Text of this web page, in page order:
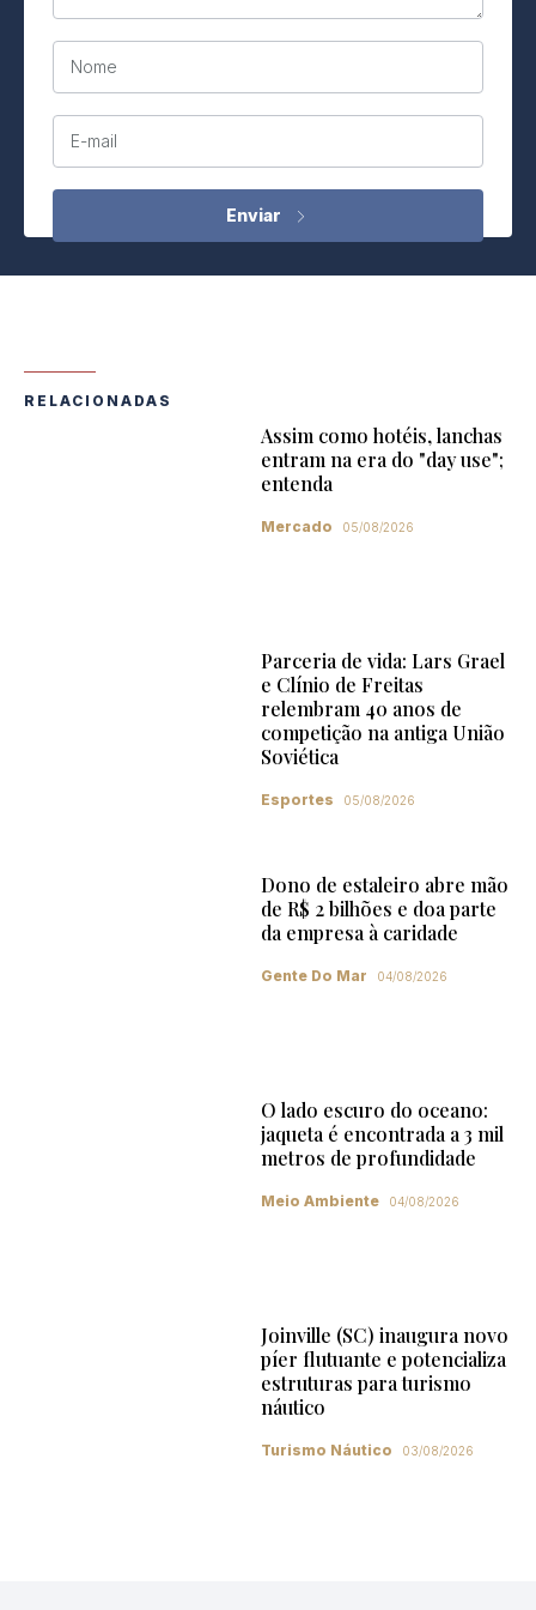
Nome
E-mail
RELACIONADAS
Assim como hotéis, lanchas
entram na era do "day use";
entenda
Mercado 05/08/2026
Parceria de vida: Lars Grael
e Clínio de Freitas
relembram 40 anos de
competição na antiga União
Soviética
Esportes 05/08/2026
Dono de estaleiro abre mão
de R$ 2 bilhões e doa parte
da empresa à caridade
Gente Do Mar 04/08/2026
O lado escuro do oceano:
jaqueta é encontrada a 3 mil
metros de profundidade
Meio Ambiente 04/08/2026
Joinville (SC) inaugura novo
píer flutuante e potencializa
estruturas para turismo
náutico
Turismo Náutico 03/08/2026